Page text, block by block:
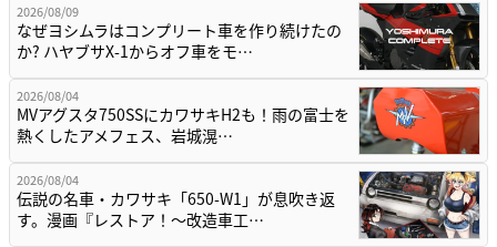
2026/08/09
なぜヨシムラはコンプリート車を作り続けたの
か? ハヤブサX-1からオフ車をモ…
2026/08/04
MVアグスタ750SSにカワサキH2も！雨の富士を
熱くしたアメフェス、岩城滉…
2026/08/04
伝説の名車・カワサキ「650-W1」が息吹き返
す。漫画『レストア！～改造車工…